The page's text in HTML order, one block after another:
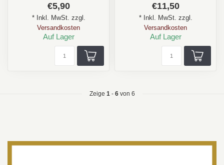
Cremig, Kaffee, Gewürze
Form...
€5,90
* Inkl. MwSt. zzgl.
Versandkosten
Auf Lager
Schokolade...
€11,50
* Inkl. MwSt. zzgl.
Versandkosten
Auf Lager
Zeige 1 - 6von 6